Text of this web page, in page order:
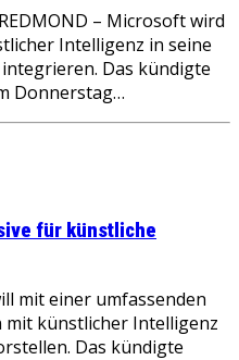
– Microsoft wird
Intelligenz in seine
Das kündigte
Donnerstag…
für künstliche
mit einer umfassenden
mit künstlicher Intelligenz
Das kündigte